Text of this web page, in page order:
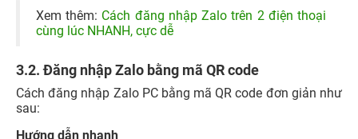
Xem thêm: Cách đăng nhập Zalo trên 2 điện thoại
cùng lúc NHANH, cực dễ
3.2. Đăng nhập Zalo bằng mã QR code
Cách đăng nhập Zalo PC bằng mã QR code đơn giản như
sau:
Hướng dẫn nhanh